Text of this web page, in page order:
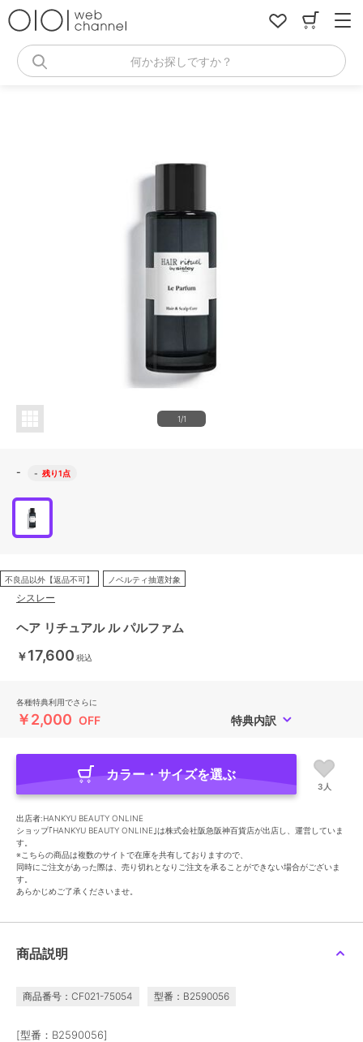
何かお探しですか？
1/1
- - 残り1点
不良品以外【返品不可】 ノベルティ抽選対象
シスレー
ヘア リチュアル ル パルファム
￥17,600 税込
各種特典利用でさらに
￥2,000 OFF 特典内訳
カラー・サイズを選ぶ
3人
出店者:HANKYU BEAUTY ONLINE
ショップ｢HANKYU BEAUTY ONLINE｣は株式会社阪急阪神百貨店が出店し、運営していま
す。
※こちらの商品は複数のサイトで在庫を共有しておりますので、
同時にご注文があった際は、売り切れとなりご注文を承ることができない場合がございま
す。
あらかじめご了承くださいませ。
商品説明
商品番号：CF021-75054 型番：B2590056
[型番：B2590056]